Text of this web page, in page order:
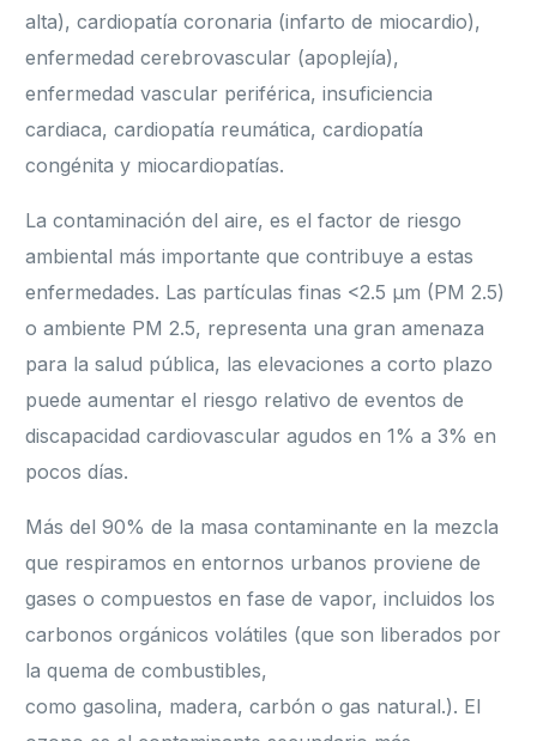
alta), cardiopatía coronaria (infarto de miocardio),
enfermedad cerebrovascular (apoplejía),
enfermedad vascular periférica, insuficiencia
cardiaca, cardiopatía reumática, cardiopatía
congénita y miocardiopatías.
La contaminación del aire, es el factor de riesgo
ambiental más importante que contribuye a estas
enfermedades. Las partículas finas <2.5 μm (PM 2.5)
o ambiente PM 2.5, representa una gran amenaza
para la salud pública, las elevaciones a corto plazo
puede aumentar el riesgo relativo de eventos de
discapacidad cardiovascular agudos en 1% a 3% en
pocos días.
Más del 90% de la masa contaminante en la mezcla
que respiramos en entornos urbanos proviene de
gases o compuestos en fase de vapor, incluidos los
carbonos orgánicos volátiles (que son liberados por
la quema de combustibles,
como gasolina, madera, carbón o gas natural.). El